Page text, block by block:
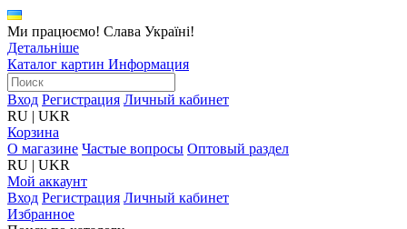
Ми працюємо! Слава Україні!
Детальніше
Каталог картин Информация
Вход Регистрация Личный кабинет
RU | UKR
Корзина
О магазине Частые вопросы Оптовый раздел
RU | UKR
Мой аккаунт
Вход Регистрация Личный кабинет
Избранное